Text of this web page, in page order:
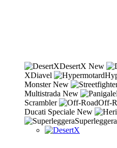
DesertX New
XDiavel
MonsterNew
Multistrada New
Scrambler
Off-
Ducati Speciale New
Superleggera